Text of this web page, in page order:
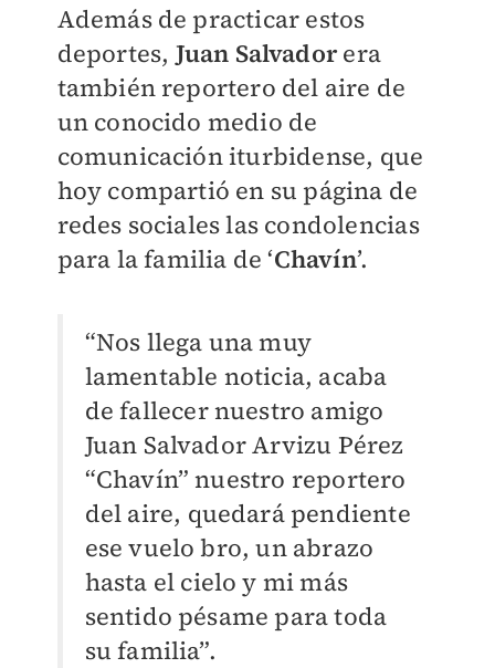
Además de practicar estos
deportes, Juan Salvadorera
también reportero del aire de
un conocido medio de
comunicación iturbidense, que
hoy compartió en su página de
redes sociales las condolencias
para la familia de ‘Chavín’.
“Nos llega una muy
lamentable noticia, acaba
de fallecer nuestro amigo
Juan Salvador Arvizu Pérez
“Chavín” nuestro reportero
del aire, quedará pendiente
ese vuelo bro, un abrazo
hasta el cielo y mi más
sentido pésame para toda
su familia”.